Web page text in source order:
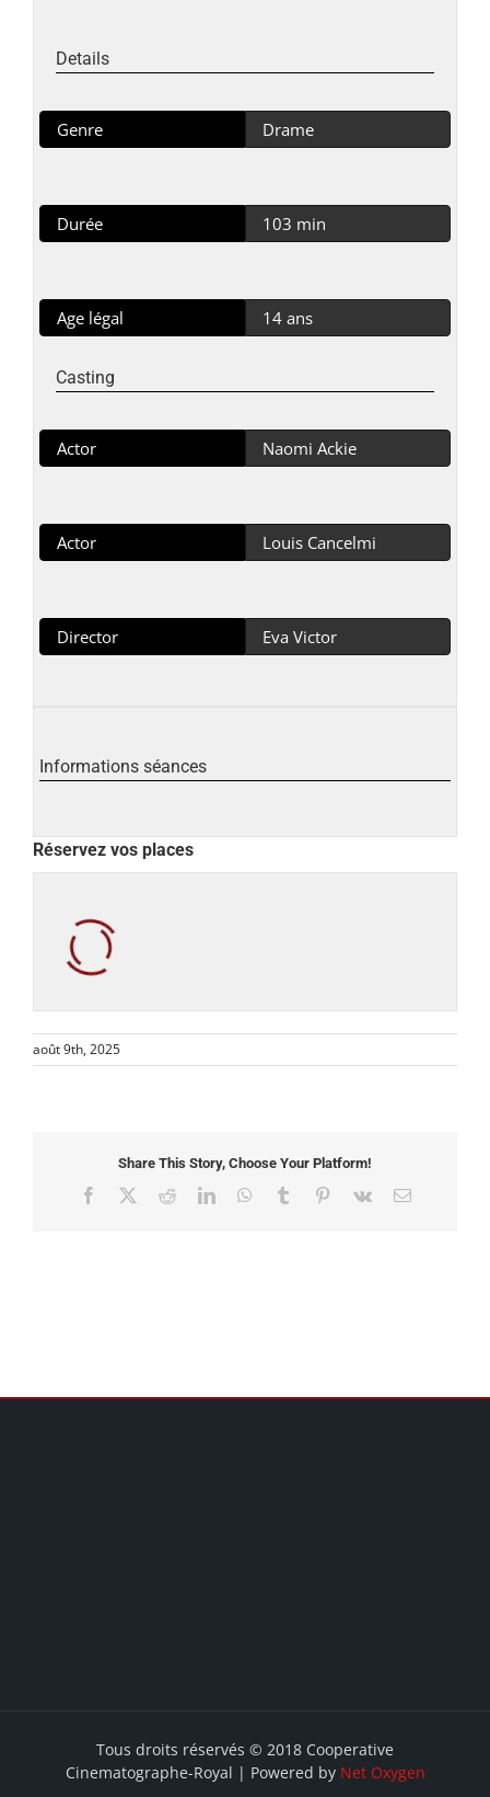
Details
Genre Drame
Durée 103 min
Age légal 14 ans
Casting
Actor Naomi Ackie
Actor Louis Cancelmi
Director Eva Victor
Informations séances
Réservez vos places
août 9th, 2025
Share This Story, Choose Your Platform!
Facebook RedditLinkedInWhatsApp
Tumblr Pinterest
Vk Email
Tous droits réservés © 2018 Cooperative
Cinematographe-Royal | Powered by Net Oxygen